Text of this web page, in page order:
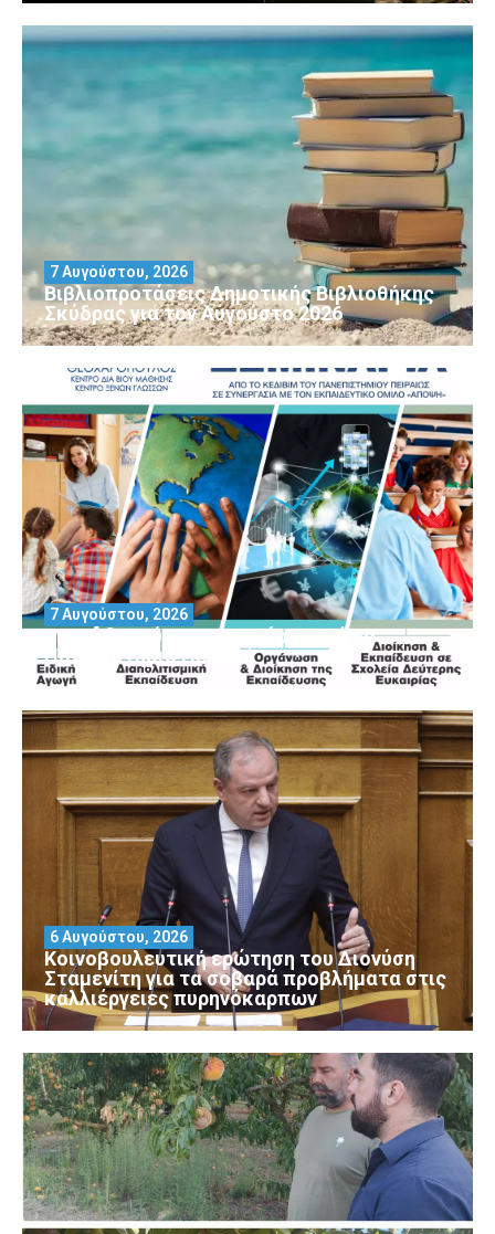
Βιβλιοπροτάσεις Δημοτικής Βιβλιοθήκης
Σκύδρας για τον Αύγούστο 2026
7 Αυγούστου, 2026
Μοριοδοτούμενα Σεμινάρια από το
Πανεπιστήμιο Πειραιά
7 Αυγούστου, 2026
Κοινοβουλευτική ερώτηση του Διονύση
Σταμενίτη για τα σοβαρά προβλήματα στις
καλλιέργειες πυρηνόκαρπων
6 Αυγούστου, 2026